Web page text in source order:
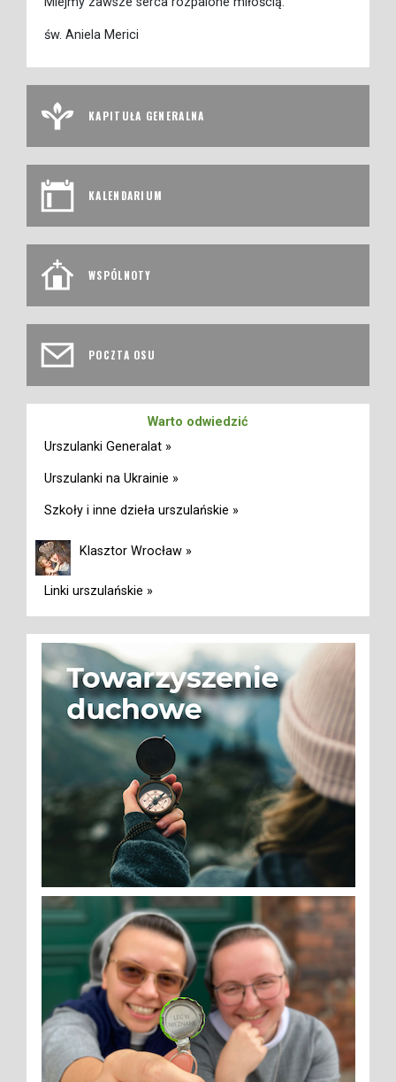
św. Aniela Merici
KAPITUŁA GENERALNA
KALENDARIUM
WSPÓLNOTY
POCZTA OSU
Warto odwiedzić
Urszulanki Generalat »
Urszulanki na Ukrainie »
Szkoły i inne dzieła urszulańskie »
Klasztor Wrocław »
Linki urszulańskie »